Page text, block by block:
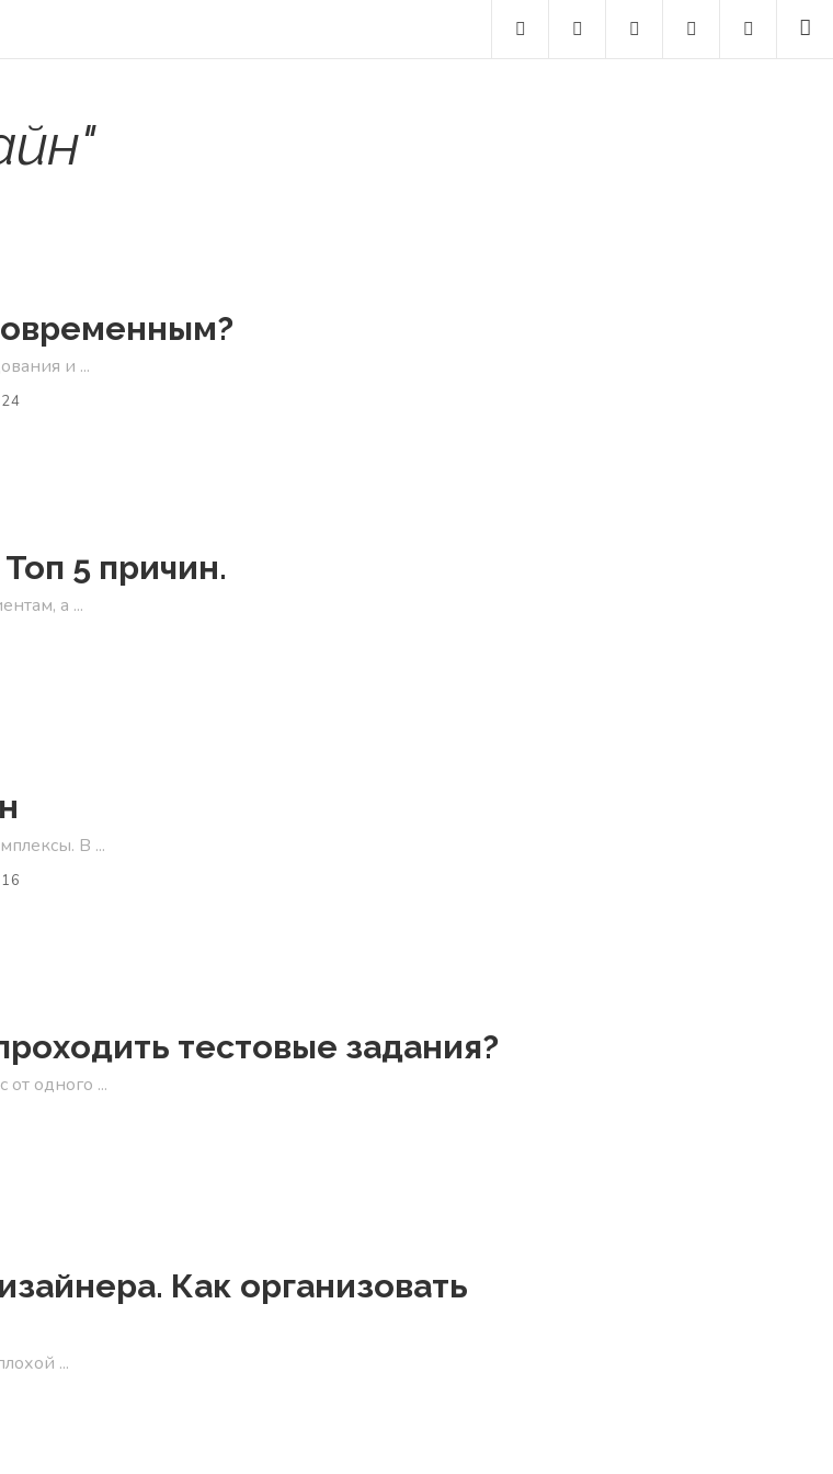
и ...
5 причин.
а ...
В ...
тестовые задания?
от одного ...
Как организовать
...